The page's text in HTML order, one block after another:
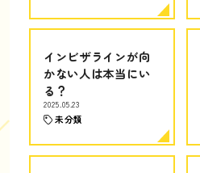
インビザラインが向
かない人は本当にい
る？
2025.05.23
未分類